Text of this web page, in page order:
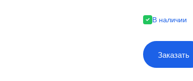
В наличии
Заказать